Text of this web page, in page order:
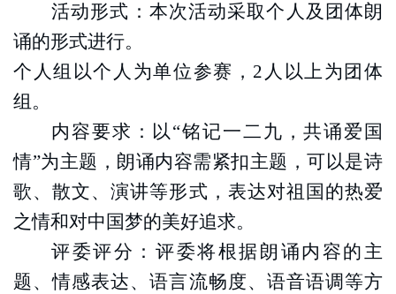
活动形式：本次活动采取个人及团体朗
诵的形式进行。
个人组以个人为单位参赛， 2人以上为团体
组。
内容要求：以“铭记一二九，共诵爱国
情”为主题，朗诵内容需紧扣主题，可以是诗
歌、散文、演讲等形式，表达对祖国的热爱
之情和对中国梦的美好追求。
评委评分：评委将根据朗诵内容的主
题、情感表达、语言流畅度、语音语调等方